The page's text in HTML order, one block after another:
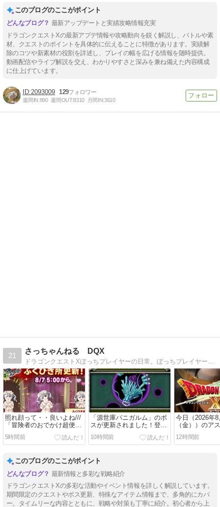
このブログのここがポイント
最新アップデートと実績攻略情報充実
ドラゴンクエストXの最新アプデ情報や攻略動向を鋭く解説し、バトルや素
材、クエストのポイントを具体的に伝えることに特徴があります。実績解
除のコツや新素材の役割を詳述し、プレイの幅を広げる情報を随時提供。
動画配信やライブ解説を交え、わかりやすさと深みを兼ね備えた内容構成
に仕上げています。
2093009 129
週間IN:890 週間OUT:8310 月間IN:3610
21
さっちゃんねる DQX
ドラゴンクエストXぼっちプレイヤーの日常。ぼっちプレイヤーがアストルティアで何をしているのか。ぼっちプレイヤーの最前線をお届け！
照れ顔って・・良いよね///
「冒険者のおでかけ超便利
ツール」のふくびき所が本
日2026年8月7日（金）5：
5時間前
「源世庫パニガルム」のボ
スが更新されました！登場
ボスは「じげんりゅう」！
開催期間は2026年8月10日
10時間前
今日（2026年8
（金））のア
ア！
12時間前
このブログのここがポイント
最新情報と多彩な戦略紹介
ドラゴンクエストXの多彩な活動やイベント情報を詳しく解説しています。
期間限定のクエストやボス更新、特殊なアイテム情報まで、多角的にカバ
ー。タイムリーな内容とともに、戦略や対策も丁寧に紹介。初心者から上